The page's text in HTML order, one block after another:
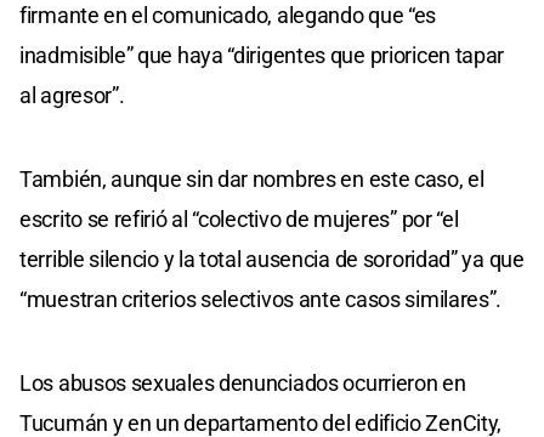
firmante en el comunicado, alegando que “es
inadmisible” que haya “dirigentes que prioricen tapar
al agresor”.
También, aunque sin dar nombres en este caso, el
escrito se refirió al “colectivo de mujeres” por “el
terrible silencio y la total ausencia de sororidad” ya que
“muestran criterios selectivos ante casos similares”.
Los abusos sexuales denunciados ocurrieron en
Tucumán y en un departamento del edificio ZenCity,